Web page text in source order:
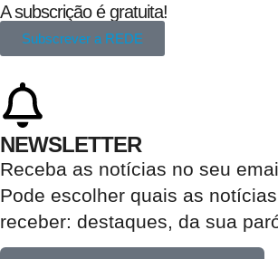
A subscrição é gratuita!
Subscrever a REDE
NEWSLETTER
Receba as notícias no seu
Pode escolher quais as
receber: destaques, da sua